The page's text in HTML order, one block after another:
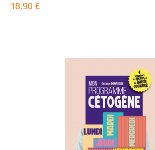
18,90 €